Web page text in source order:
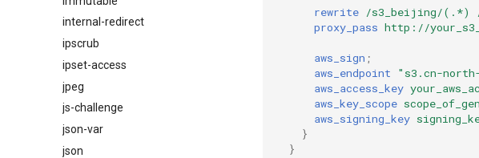
internal-redirect
ipscrub
ipset-access
jpeg
js-challenge
json-var
json
rewrite /s3_beijing/(.*)
proxy_pass http://
aws_sign ;
aws_endpoint
"s3.cn-north-
aws_access_key
aws_key_scope
aws_signing_key
}
}